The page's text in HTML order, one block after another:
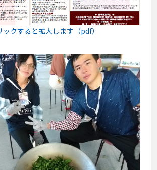
ックすると拡大します（pdf）